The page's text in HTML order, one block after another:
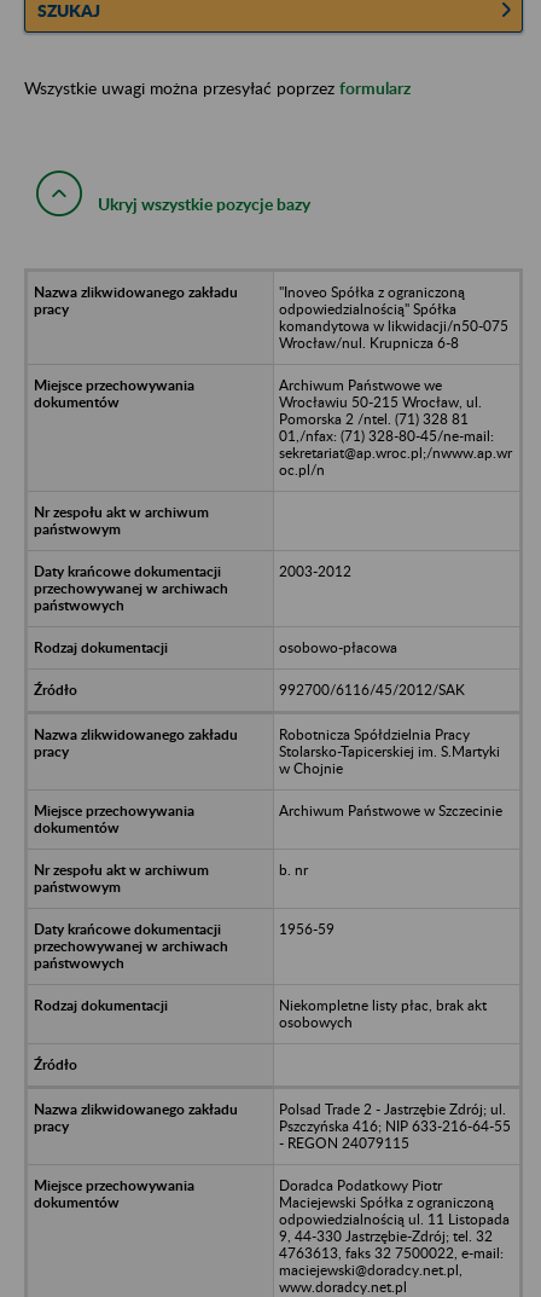
SZUKAJ
Wszystkie uwagi można przesyłać poprzez formularz
Ukryj wszystkie pozycje bazy
"Inoveo Spółka z ograniczoną
odpowiedzialnością" Spółka
komandytowa w likwidacji/n50-075
Wrocław/nul. Krupnicza 6-8
Archiwum Państwowe we
Wrocławiu 50-215 Wrocław, ul.
Pomorska 2 /ntel. (71) 328 81
01,/nfax: (71) 328-80-45/ne-mail:
sekretariat@ap.wroc.pl;/nwww.ap.wr
oc.pl/n
2003-2012
osobowo-płacowa
992700/6116/45/2012/SAK
Robotnicza Spółdzielnia Pracy
Stolarsko-Tapicerskiej im. S.Martyki
w Chojnie
Archiwum Państwowe w Szczecinie
b. nr
1956-59
Niekompletne listy płac, brak akt
osobowych
Polsad Trade 2 - Jastrzębie Zdrój; ul.
Pszczyńska 416; NIP 633-216-64-55
- REGON 24079115
Doradca Podatkowy Piotr
Maciejewski Spółka z ograniczoną
odpowiedzialnością ul. 11 Listopada
9, 44-330 Jastrzębie-Zdrój; tel. 32
4763613, faks 32 7500022, e-mail:
maciejewski@doradcy.net.pl,
www.doradcy.net.pl